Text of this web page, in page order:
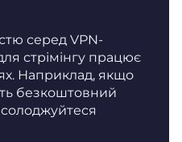
серед VPN-
стрімінгу працює
Наприклад, якщо
безкоштовний